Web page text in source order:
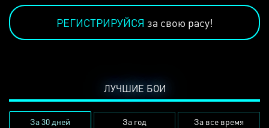
РЕГИСТРИРУЙСЯ за свою расу!
ЛУЧШИЕ БОИ
За 30 дней За год За все время